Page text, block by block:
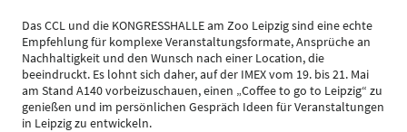
Das CCL und die KONGRESSHALLE am Zoo Leipzig sind eine echte
Empfehlung für komplexe Veranstaltungsformate, Ansprüche an
Nachhaltigkeit und den Wunsch nach einer Location, die
beeindruckt. Es lohnt sich daher, auf der IMEX vom 19. bis 21. Mai
am Stand A140 vorbeizuschauen, einen „Coffee to go to Leipzig“ zu
genießen und im persönlichen Gespräch Ideen für Veranstaltungen
in Leipzig zu entwickeln.